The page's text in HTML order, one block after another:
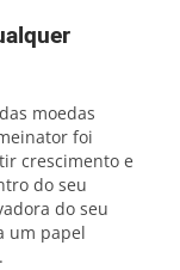
moedas
foi
crescimento e
do seu
do seu
um papel